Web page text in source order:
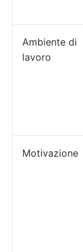
Ambiente di
lavoro
Motivazione